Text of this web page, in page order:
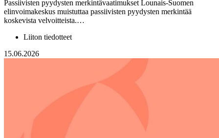
Passiivisten pyydysten merkintävaatimukset Lounais-Suomen
elinvoimakeskus muistuttaa passiivisten pyydysten merkintää
koskevista velvoitteista.…
Liiton tiedotteet
15.06.2026